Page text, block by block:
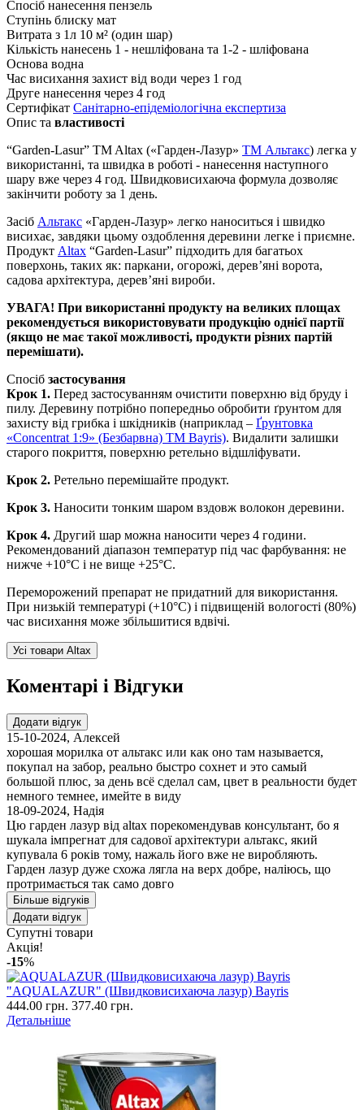
Спосіб нанесення пензель
Ступінь блиску мат
Витрата з 1л 10 м² (один шар)
Кількість нанесень 1 - нешліфована та 1-2 - шліфована
Основа водна
Час висихання захист від води через 1 год
Друге нанесення через 4 год
Сертифікат Санітарно-епідеміологічна експертиза
Опис та властивості
“Garden-Lasur” TM Altax («Гарден-Лазур» TM Альтакс) легка у
використанні, та швидка в роботі - нанесення наступного
шару вже через 4 год. Швидковисихаюча формула дозволяє
закінчити роботу за 1 день.
Засіб Альтакс «Гарден-Лазур» легко наноситься і швидко
висихає, завдяки цьому оздоблення деревини легке і приємне.
Продукт Altax “Garden-Lasur” підходить для багатьох
поверхонь, таких як: паркани, огорожі, дерев’яні ворота,
садова архітектура, дерев’яні вироби.
УВАГА! При використанні продукту на великих площах
рекомендується використовувати продукцію однієї партії
(якщо не має такої можливості, продукти різних партій
перемішати).
Спосіб застосування
Крок 1. Перед застосуванням очистити поверхню від бруду і
пилу. Деревину потрібно попередньо обробити ґрунтом для
захисту від грибка і шкідників (наприклад – Ґрунтовка
«Concentrat 1:9» (Безбарвна) TM Bayris). Видалити залишки
старого покриття, поверхню ретельно відшліфувати.
Крок 2. Ретельно перемішайте продукт.
Крок 3. Наносити тонким шаром вздовж волокон деревини.
Крок 4. Другий шар можна наносити через 4 години.
Рекомендований діапазон температур під час фарбування: не
нижче +10°C і не вище +25°C.
Переморожений препарат не придатний для використання.
При низькій температурі (+10°C) і підвищеній вологості (80%)
час висихання може збільшитися вдвічі.
Усі товари Altax
Коментарі і Відгуки
Додати відгук
15-10-2024, Алексей
хорошая морилка от альтакс или как оно там называется,
покупал на забор, реально быстро сохнет и это самый
большой плюс, за день всё сделал сам, цвет в реальности будет
немного темнее, имейте в виду
18-09-2024, Надія
Цю гарден лазур від altax порекомендував консультант, бо я
шукала імпрегнат для садової архітектури альтакс, який
купувала 6 років тому, нажаль його вже не виробляють.
Гарден лазур дуже схожа лягла на верх добре, наліюсь, що
протримається так само довго
Більше відгуків
Додати відгук
Супутні товари
Акція!
-15%
"AQUALAZUR" (Швидковисихаюча лазур) Bayris
444.00 грн. 377.40 грн.
Детальніше